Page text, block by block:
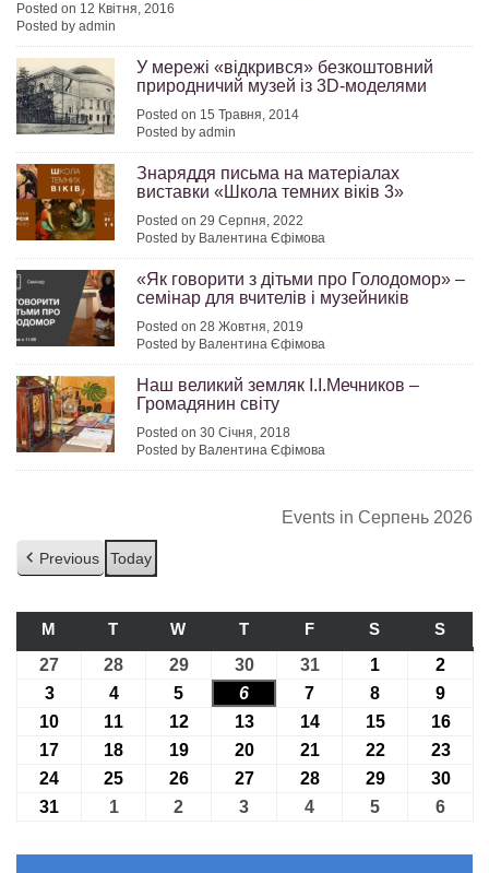
Posted on 12 Квітня, 2016
Posted by admin
У мережі «відкрився» безкоштовний
природничий музей із 3D-моделями
Posted on 15 Травня, 2014
Posted by admin
Знаряддя письма на матеріалах
виставки «Школа темних віків 3»
Posted on 29 Серпня, 2022
Posted by Валентина Єфімова
«Як говорити з дітьми про Голодомор» –
семінар для вчителів і музейників
Posted on 28 Жовтня, 2019
Posted by Валентина Єфімова
Наш великий земляк І.І.Мечников –
Громадянин світу
Posted on 30 Січня, 2018
Posted by Валентина Єфімова
Events in Серпень 2026
Previous Today
M ПОНЕДІЛОК
T ВІВТОРОК
W СЕРЕДА
TЧЕТВЕР
FП’ЯТНИЦЯ
S СУБОТА
S
27 27.07.2026
28 28.07.2026
2929.07.2026
3030.07.2026
3131.07.2026
1 01.08.2026
2
303.08.2026
404.08.2026
5 05.08.2026
6 06.08.2026
7 07.08.2026
8 08.08.2026
9
10 10.08.2026
11 11.08.2026
1212.08.2026
1313.08.2026
1414.08.2026
1515.08.2026
16
17 17.08.2026
18 18.08.2026
1919.08.2026
2020.08.2026
2121.08.2026
2222.08.2026
23
24 24.08.2026
25 25.08.2026
2626.08.2026
2727.08.2026
2828.08.2026
2929.08.2026
30
31 31.08.2026
101.09.2026
2 02.09.2026
3 03.09.2026
4 04.09.2026
5 05.09.2026
6